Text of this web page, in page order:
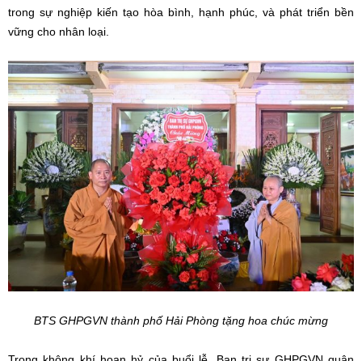
trong sự nghiệp kiến tạo hòa bình, hạnh phúc, và phát triển bền
vững cho nhân loại.
BTS GHPGVN thành phố Hải Phòng tặng hoa chúc mừng